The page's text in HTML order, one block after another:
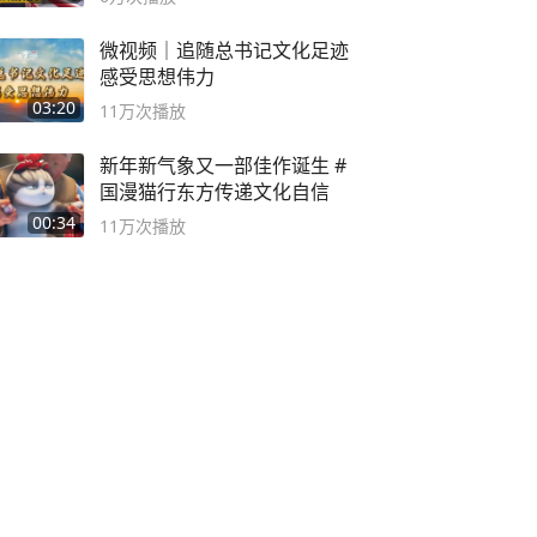
03:20
微视频｜追随总书记文化足迹
感受思想伟力
11万次播放
00:34
新年新气象又一部佳作诞生 #
国漫猫行东方传递文化自信
11万次播放